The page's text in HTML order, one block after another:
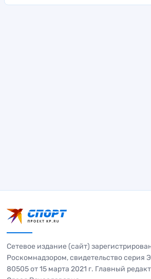
Сетевое издание (сайт)
Роскомнадзором, свидетельство
80505 от 15 марта 2021 г. Главный